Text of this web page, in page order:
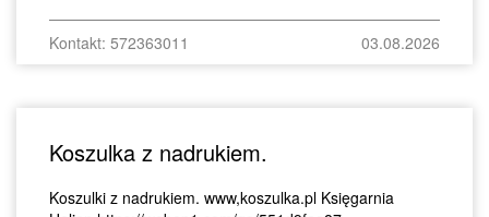
Kontakt: 572363011 03.08.2026
Koszulka z nadrukiem.
Koszulki z nadrukiem. www,koszulka.pl Księgarnia